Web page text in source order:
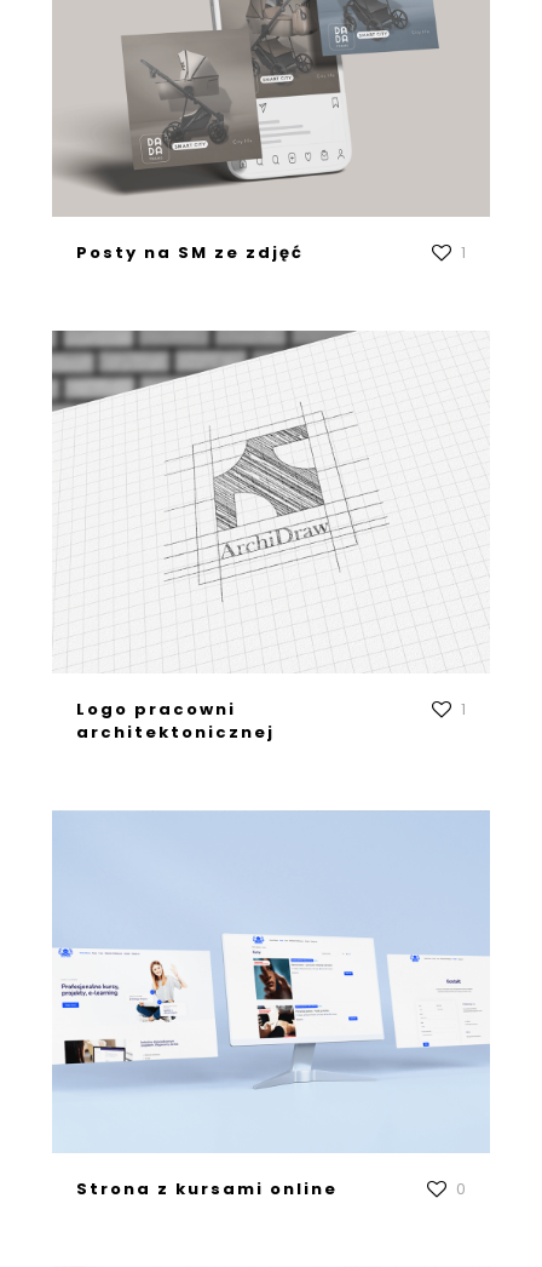
Posty na SM ze zdjęć 1
Logo pracowni
architektonicznej
1
Strona z kursami online 0